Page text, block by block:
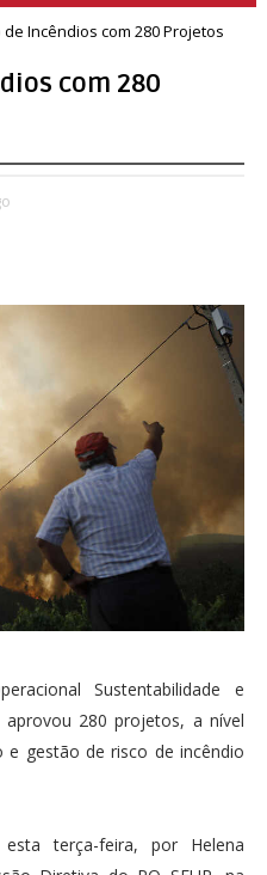
Incêndios com 280 Projetos
com 280
Sustentabilidade e
aprovou 280 projetos, a nível
e gestão de risco de incêndio
terça-feira, por Helena